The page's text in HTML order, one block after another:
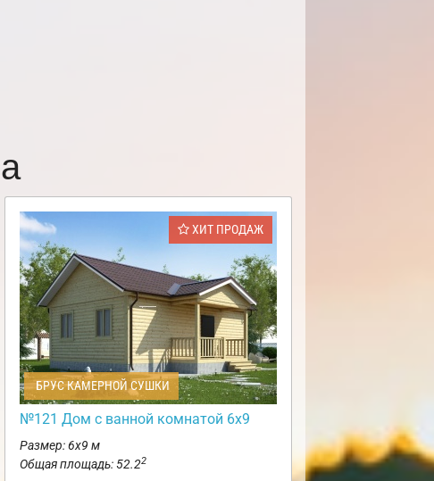
ХИТ ПРОДАЖ
БРУС КАМЕРНОЙ СУШКИ
№121 Дом с ванной комнатой 6х9
Размер: 6х9 м
Общая площадь: 52.22